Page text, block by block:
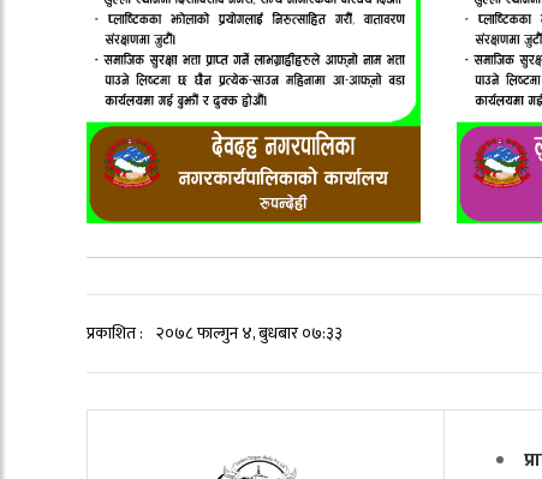
प्रकाशित : २०७८ फाल्गुन ४, बुधबार ०७:३३